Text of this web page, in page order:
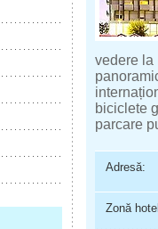
vedere la
biciclete
parcare
Adresă:
Zonă